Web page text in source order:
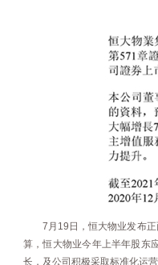
7月19日，恒大物业发布
算，恒大物业今年上半年股东
长，及公司积极采取标准化运